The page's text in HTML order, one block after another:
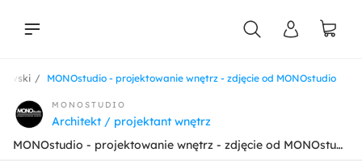
MONOstudio - projektowanie wnętrz - zdjęcie od MONOstudio
MONOSTUDIO
Architekt / projektant wnętrz
MONOstudio - projektowanie wnętrz - zdjęcie od MONOstudio